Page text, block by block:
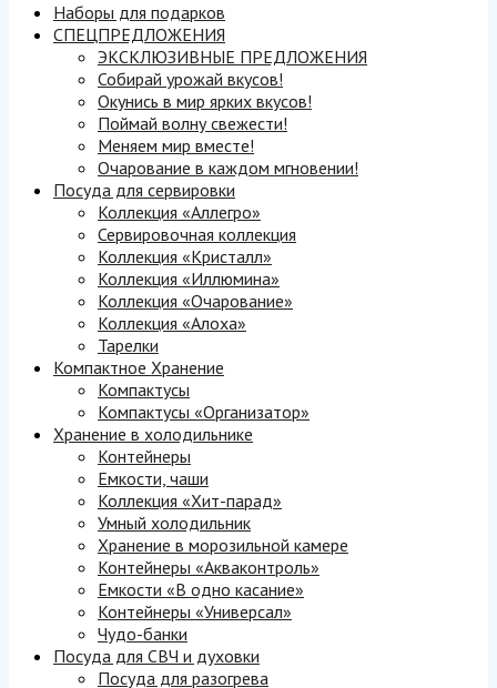
Наборы для подарков
СПЕЦПРЕДЛОЖЕНИЯ
ЭКСКЛЮЗИВНЫЕ ПРЕДЛОЖЕНИЯ
Собирай урожай вкусов!
Окунись в мир ярких вкусов!
Поймай волну свежести!
Меняем мир вместе!
Очарование в каждом мгновении!
Посуда для сервировки
Коллекция «Аллегро»
Сервировочная коллекция
Коллекция «Кристалл»
Коллекция «Иллюмина»
Коллекция «Очарование»
Коллекция «Алоха»
Тарелки
Компактное Хранение
Компактусы
Компактусы «Организатор»
Хранение в холодильнике
Контейнеры
Емкости, чаши
Коллекция «Хит-парад»
Умный холодильник
Хранение в морозильной камере
Контейнеры «Акваконтроль»
Емкости «В одно касание»
Контейнеры «Универсал»
Чудо-банки
Посуда для СВЧ и духовки
Посуда для разогрева